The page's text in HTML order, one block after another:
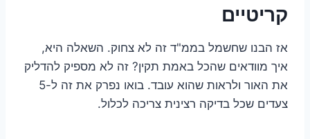
קריטיים
אז הבנו שחשמל בממ"ד זה לא צחוק. השאלה היא,
איך מוודאים שהכל באמת תקין? זה לא מספיק להדליק
את האור ולראות שהוא עובד. בואו נפרק את זה ל-5
צעדים שכל בדיקה רצינית צריכה לכלול.